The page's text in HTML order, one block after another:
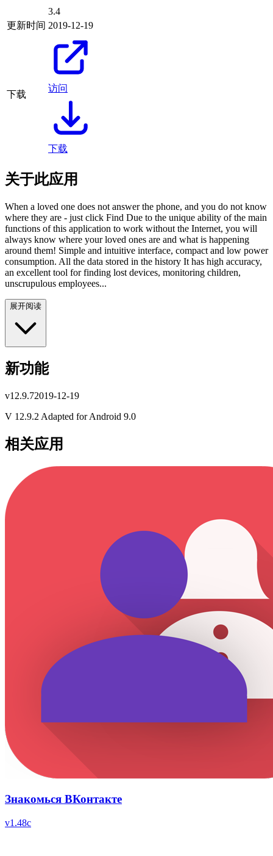
3.4
更新时间 2019-12-19
下载
访问
下载
关于此应用
When a loved one does not answer the phone, and you do not know
where they are - just click Find Due to the unique ability of the main
functions of this application to work without the Internet, you will
always know where your loved ones are and what is happening
around them! Simple and intuitive interface, compact and low power
consumption. All the data stored in the history It has high accuracy,
an excellent tool for finding lost devices, monitoring children,
unscrupulous employees...
展开阅读
新功能
v12.9.72019-12-19
V 12.9.2 Adapted for Android 9.0
相关应用
Знакомься ВКонтакте
v1.48c